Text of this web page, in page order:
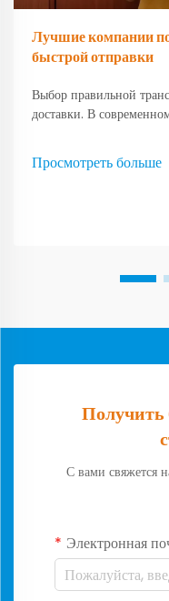
Лучшие компании
быстрой отправки
Выбор правильной
доставки. В
доставке. Быстрая
Просмотреть больше
Получить
С вами свяжется
Электронная